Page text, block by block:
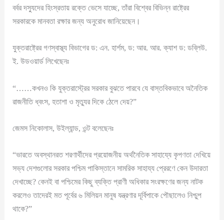
বর্বর দস্যুদের হিংস্রতায় রক্তে ভেসে যাচ্ছে, তাঁরা বিশ্বের বিভিন্ন রাষ্ট্রের
সরকারকে মানবতা রক্ষার জন্য অনুরোধ জানিয়েছেন।
যুক্তরাষ্ট্রের গণস্বাস্থ্য বিভাগের ড: এন. হার্শম, ড: আর. আর. ক্যাশ ড: ডব্লিউ.
ই. উডওয়ার্ড লিখেছেনঃ
“……কখনও কি যুক্তরাস্ট্রের সরকার বুঝতে পারবে যে বাস্তবিকভাবে অনৈতিক
রাজনীতি ধ্বংস, হতাশা ও মৃত্যুর দিকে ঠেলে দেয়?”
জেমস নিকোলাস, উইল্যান্ড, ওন্ট বলেছেনঃ
“ভারতে অবস্থানরত শরণার্থীদের প্রয়োজনীয় অর্থনৈতিক সাহায্যে কৃপণতা দেখিয়ে
সভ্য দেশগুলোর সরকার পশ্চিম পাকিস্তানে সামরিক সাহায্য প্রেরণে কেন উদারতা
দেখাচ্ছে? কেনই বা পশ্চিমের কিছু ব্যক্তি প্রাণী অধিকার সংরক্ষণের জন্য নাটক
করলেও তাদেরই মত পূর্বের ৬ মিলিয়ন মানুষ যন্ত্রণার দূর্বিপাকে পৌছালেও নিশ্চুপ
থাকে?”